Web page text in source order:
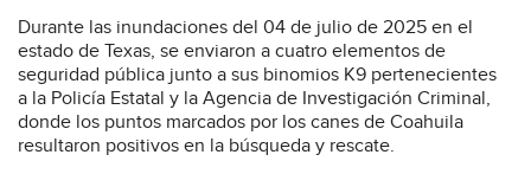
Durante las inundaciones del 04 de julio de 2025 en el
estado de Texas, se enviaron a cuatro elementos de
seguridad pública junto a sus binomios K9 pertenecientes
a la Policía Estatal y la Agencia de Investigación Criminal,
donde los puntos marcados por los canes de Coahuila
resultaron positivos en la búsqueda y rescate.